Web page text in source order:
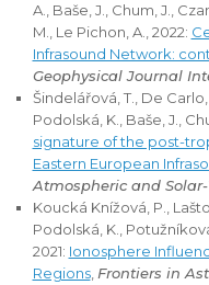
A., Baše, J., Chum, J.,
M., Le Pichon, A., 2022:
Infrasound Network:
Geophysical Journal
Šindelářová, T., De Carlo,
Podolská, K., Baše, J.,
signature of the post-
Eastern European
Atmospheric and
Koucká Knížová, P.,
Podolská, K.,
2021: Ionosphere
Regions, Frontiers in